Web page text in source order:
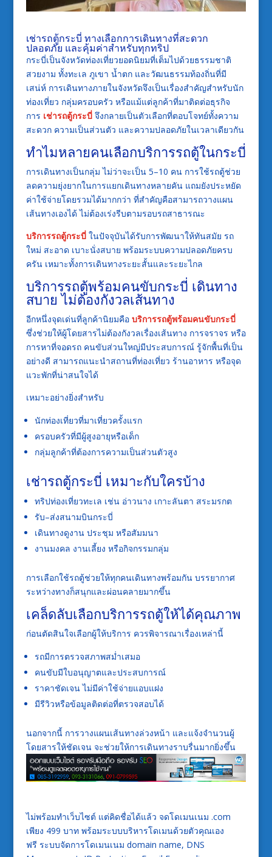
เช่ารถตู้กระบี่ ทางเลือกการเดินทางที่สะดวก
ปลอดภัย และคุ้มค่าสำหรับทุกทริป
กระบี่เป็นจังหวัดท่องเที่ยวยอดนิยมที่เต็มไปด้วยธรรมชาติ
สวยงาม ทั้งทะเล ภูเขา น้ำตก และวัฒนธรรมท้องถิ่นที่มี
เสน่ห์ การเดินทางภายในจังหวัดจึงเป็นเรื่องสำคัญสำหรับนัก
ท่องเที่ยว กลุ่มครอบครัว หรือแม้แต่ลูกค้าที่มาติดต่อธุรกิจ
การ เช่ารถตู้กระบี่จึงกลายเป็นตัวเลือกที่ตอบโจทย์ทั้งความ
สะดวก ความเป็นส่วนตัว และความปลอดภัยในเวลาเดียวกัน
ทำไมหลายคนเลือกบริการรถตู้ในกระบี่
การเดินทางเป็นกลุ่ม ไม่ว่าจะเป็น 5–10 คน การใช้รถตู้ช่วย
ลดความยุ่งยากในการแยกเดินทางหลายคัน แถมยังประหยัด
ค่าใช้จ่ายโดยรวมได้มากกว่า ที่สำคัญคือสามารถวางแผน
เส้นทางเองได้ ไม่ต้องเร่งรีบตามรอบรถสาธารณะ
บริการรถตู้กระบี่ในปัจจุบันได้รับการพัฒนาให้ทันสมัย รถ
ใหม่ สะอาด เบาะนั่งสบาย พร้อมระบบความปลอดภัยครบ
ครัน เหมาะทั้งการเดินทางระยะสั้นและระยะไกล
บริการรถตู้พร้อมคนขับกระบี่ เดินทาง
สบาย ไม่ต้องกังวลเส้นทาง
อีกหนึ่งจุดเด่นที่ลูกค้านิยมคือ บริการรถตู้พร้อมคนขับกระบี่
ซึ่งช่วยให้ผู้โดยสารไม่ต้องกังวลเรื่องเส้นทาง การจราจร หรือ
การหาที่จอดรถ คนขับส่วนใหญ่มีประสบการณ์ รู้จักพื้นที่เป็น
อย่างดี สามารถแนะนำสถานที่ท่องเที่ยว ร้านอาหาร หรือจุด
แวะพักที่น่าสนใจได้
เหมาะอย่างยิ่งสำหรับ
นักท่องเที่ยวที่มาเที่ยวครั้งแรก
ครอบครัวที่มีผู้สูงอายุหรือเด็ก
กลุ่มลูกค้าที่ต้องการความเป็นส่วนตัวสูง
เช่ารถตู้กระบี่ เหมาะกับใครบ้าง
ทริปท่องเที่ยวทะเล เช่น อ่าวนาง เกาะลันตา สระมรกต
รับ–ส่งสนามบินกระบี่
เดินทางดูงาน ประชุม หรือสัมมนา
งานมงคล งานเลี้ยง หรือกิจกรรมกลุ่ม
การเลือกใช้รถตู้ช่วยให้ทุกคนเดินทางพร้อมกัน บรรยากาศ
ระหว่างทางก็สนุกและผ่อนคลายมากขึ้น
เคล็ดลับเลือกบริการรถตู้ให้ได้คุณภาพ
ก่อนตัดสินใจเลือกผู้ให้บริการ ควรพิจารณาเรื่องเหล่านี้
รถมีการตรวจสภาพสม่ำเสมอ
คนขับมีใบอนุญาตและประสบการณ์
ราคาชัดเจน ไม่มีค่าใช้จ่ายแอบแฝง
มีรีวิวหรือข้อมูลติดต่อที่ตรวจสอบได้
นอกจากนี้ การวางแผนเส้นทางล่วงหน้า และแจ้งจำนวนผู้
โดยสารให้ชัดเจน จะช่วยให้การเดินทางราบรื่นมากยิ่งขึ้น
ไม่พร้อมทำเว็บไซต์ แต่คิดชื่อได้แล้ว จดโดเมนเนม .com
เพียง 499 บาท พร้อมระบบบริหารโดเมนด้วยตัวคุณเอง
ฟรี ระบบจัดการโดเมนเนม domain name, DNS